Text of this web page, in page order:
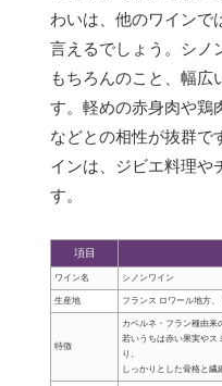
わいは、他のワインで
言えるでしょう。シノ
もちろんのこと、幅広
す。軽めの赤身肉や鶏
などとの相性が抜群で
インは、ジビエ料理や
す。
項目
ワイン名 シノンワイン
生産地 フランス ロワール地方
特徴
カベルネ・フラン種由来
若いうちは赤い果実やス
り。
しっかりとした骨格と繊